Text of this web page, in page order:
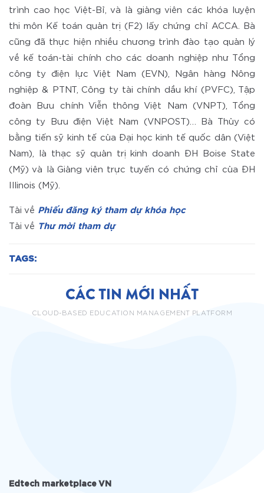
trình cao học Việt-Bỉ, và là giảng viên các khóa luyện
thi môn Kế toán quản trị (F2) lấy chứng chỉ ACCA. Bà
cũng đã thực hiện nhiều chương trình đào tạo quản lý
về kế toán-tài chính cho các doanh nghiệp như Tổng
công ty điện lực Việt Nam (EVN), Ngân hàng Nông
nghiệp & PTNT, Công ty tài chính dầu khí (PVFC), Tập
đoàn Bưu chính Viễn thông Việt Nam (VNPT), Tổng
công ty Bưu điện Việt Nam (VNPOST)… Bà Thủy có
bằng tiến sỹ kinh tế của Đại học kinh tế quốc dân (Việt
Nam), là thạc sỹ quản trị kinh doanh ĐH Boise State
(Mỹ) và là Giảng viên trực tuyến có chứng chỉ của ĐH
Illinois (Mỹ).
Tải về Phiếu đăng ký tham dự khóa học
Tải về Thư mời tham dự
TAGS:
CÁC TIN MỚI NHẤT
CLOUD-BASED EDUCATION MANAGEMENT PLATFORM
Edtech marketplace VN